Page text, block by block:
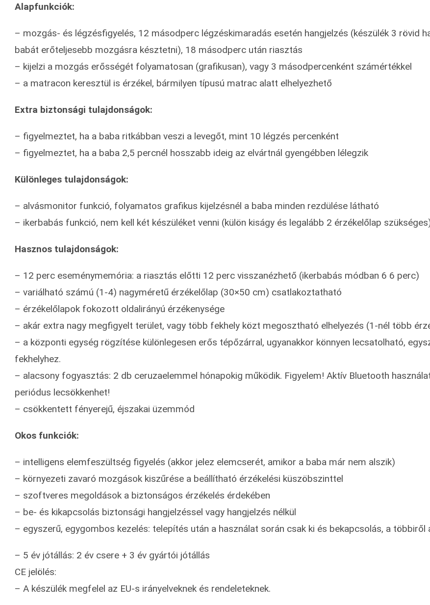
Alapfunkciók:
– mozgás- és légzésfigyelés, 12 másodperc légzéskimaradás esetén hangjelzés (készülék 3 rövid
babát erőteljesebb mozgásra késztetni), 18 másodperc után riasztás
– kijelzi a mozgás erősségét folyamatosan (grafikusan), vagy 3 másodpercenként számértékkel
– a matracon keresztül is érzékel, bármilyen típusú matrac alatt elhelyezhető
Extra biztonsági tulajdonságok:
– figyelmeztet, ha a baba ritkábban veszi a levegőt, mint 10 légzés percenként
– figyelmeztet, ha a baba 2,5 percnél hosszabb ideig az elvártnál gyengébben lélegzik
Különleges tulajdonságok:
– alvásmonitor funkció, folyamatos grafikus kijelzésnél a baba minden rezdülése látható
– ikerbabás funkció, nem kell két készüléket venni (külön kiságy és legalább 2 érzékelőlap
Hasznos tulajdonságok:
– 12 perc eseménymemória: a riasztás előtti 12 perc visszanézhető (ikerbabás módban 6 6 perc)
– variálható számú (1-4) nagyméretű érzékelőlap (30×50 cm) csatlakoztatható
– érzékelőlapok fokozott oldalirányú érzékenysége
– akár extra nagy megfigyelt terület, vagy több fekhely közt megosztható elhelyezés (1-nél több
– a központi egység rögzítése különlegesen erős tépőzárral, ugyanakkor könnyen lecsatolható,
fekhelyhez.
– alacsony fogyasztás: 2 db ceruzaelemmel hónapokig működik. Figyelem! Aktív Bluetooth
periódus lecsökkenhet!
– csökkentett fényerejű, éjszakai üzemmód
Okos funkciók:
– intelligens elemfeszültség figyelés (akkor jelez elemcserét, amikor a baba már nem alszik)
– környezeti zavaró mozgások kiszűrése a beállítható érzékelési küszöbszinttel
– szoftveres megoldások a biztonságos érzékelés érdekében
– be- és kikapcsolás biztonsági hangjelzéssel vagy hangjelzés nélkül
– egyszerű, egygombos kezelés: telepítés után a használat során csak ki és bekapcsolás, a többiről
– 5 év jótállás: 2 év csere + 3 év gyártói jótállás
CE jelölés:
– A készülék megfelel az EU-s irányelveknek és rendeleteknek.